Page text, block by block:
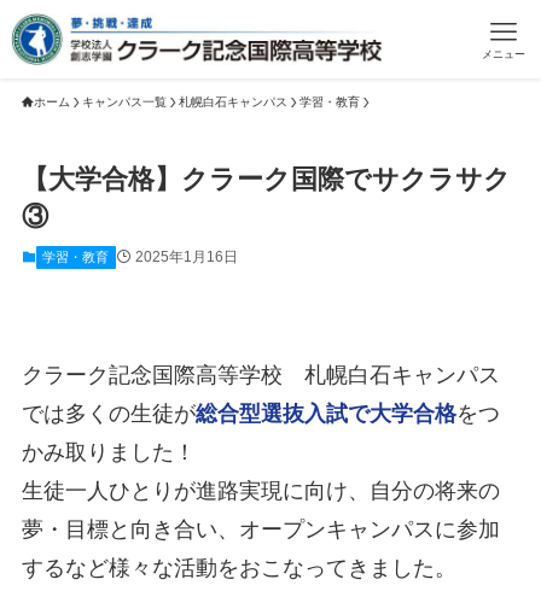
メニュー
ホーム キャンパス一覧 札幌白石キャンパス 学習・教育
【大学合格】クラーク国際でサクラサク
③
学習・教育 2025年1月16日
クラーク記念国際高等学校 札幌白石キャンパス
では多くの生徒が総合型選抜入試で大学合格をつ
かみ取りました！
生徒一人ひとりが進路実現に向け、自分の将来の
夢・目標と向き合い、オープンキャンパスに参加
するなど様々な活動をおこなってきました。